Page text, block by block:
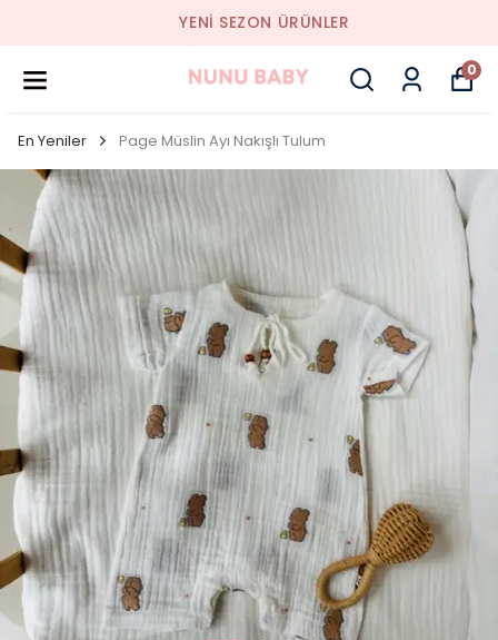
YENI SEZON ÜRÜNLER
0
En Yeniler Page Müslin Ayı Nakışlı Tulum